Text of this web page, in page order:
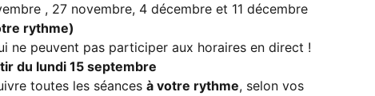
, 27 novembre, 4 décembre et 11 décembre
rythme)
ne peuvent pas participer aux horaires en direct !
du lundi 15 septembre
toutes les séances à votre rythme, selon vos